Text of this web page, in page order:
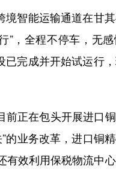
智能运输通道在甘
”，全程不停车，无
完成并开始试运行
正在包头开展进口铜
的业务改革，进口铜
有效利用保税物流中